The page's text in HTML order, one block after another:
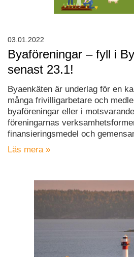
Byaföreningar – fyll i
senast 23.1!
Byaenkäten är underlag för en
många frivilligarbetare och
byaföreningar eller i
föreningarnas
finansieringsmedel och
Läs mera »
03.01.2022